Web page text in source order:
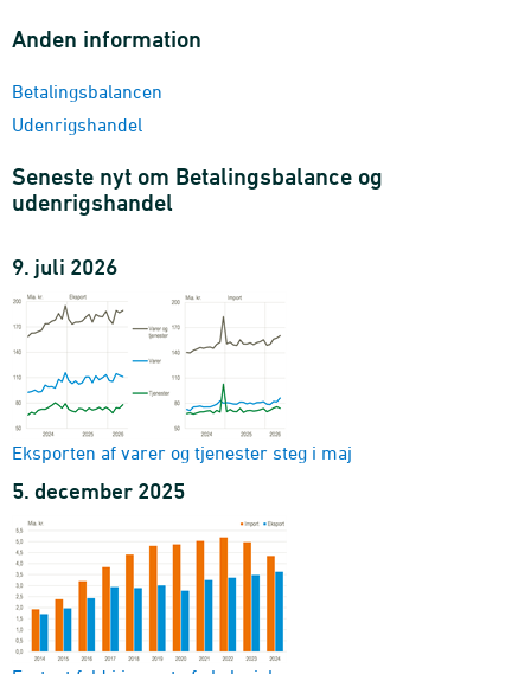
Anden information
Betalingsbalancen
Udenrigshandel
Seneste nyt om Betalingsbalance og
udenrigshandel
9. juli 2026
Eksporten af varer og tjenester steg i maj
5. december 2025